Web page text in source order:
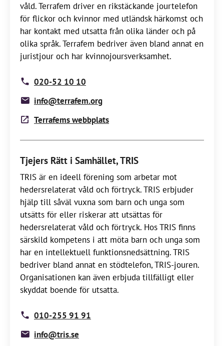
våld. Terrafem driver en rikstäckande jourtelefon
för flickor och kvinnor med utländsk härkomst och
har kontakt med utsatta från olika länder och på
olika språk. Terrafem bedriver även bland annat en
juristjour och har kvinnojoursverksamhet.
020-52 10 10
info@terrafem.org
Terrafems webbplats
Tjejers Rätt i Samhället, TRIS
TRIS är en ideell förening som arbetar mot
hedersrelaterat våld och förtryck. TRIS erbjuder
hjälp till såväl vuxna som barn och unga som
utsätts för eller riskerar att utsättas för
hedersrelaterat våld och förtryck. Hos TRIS finns
särskild kompetens i att möta barn och unga som
har en intellektuell funktionsnedsättning. TRIS
bedriver bland annat en stödtelefon, TRIS-jouren.
Organisationen kan även erbjuda tillfälligt eller
skyddat boende för utsatta.
010-255 91 91
info@tris.se